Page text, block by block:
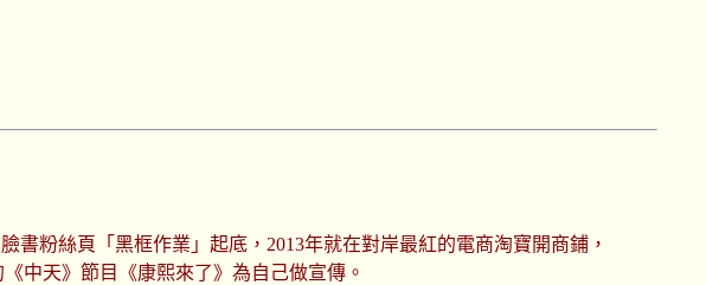
粉絲頁「黑框作業」起底，2013年就在對岸最紅的電商淘寶開商鋪，
中天》節目《康熙來了》為自己做宣傳。